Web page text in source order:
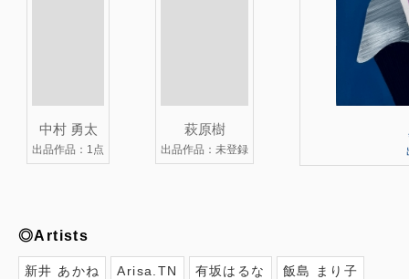
中村 勇太
出品作品：1点
萩原樹
出品作品：未登録
◎Artists
新井 あかね Arisa.TN 有坂はるな 飯島 まり子